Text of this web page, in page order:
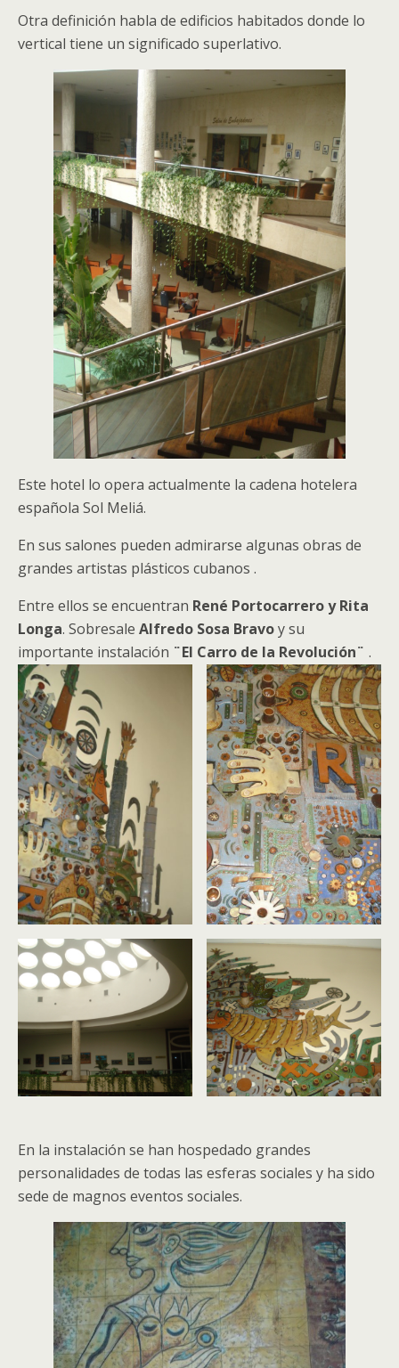
Otra definición habla de edificios habitados donde lo
vertical tiene un significado superlativo.
Este hotel lo opera actualmente la cadena hotelera
española Sol Meliá.
En sus salones pueden admirarse algunas obras de
grandes artistas plásticos cubanos .
Entre ellos se encuentran René Portocarrero y Rita
Longa. Sobresale Alfredo Sosa Bravoy su
importante instalación ¨El Carro de la Revolución¨ .
En la instalación se han hospedado grandes
personalidades de todas las esferas sociales y ha sido
sede de magnos eventos sociales.